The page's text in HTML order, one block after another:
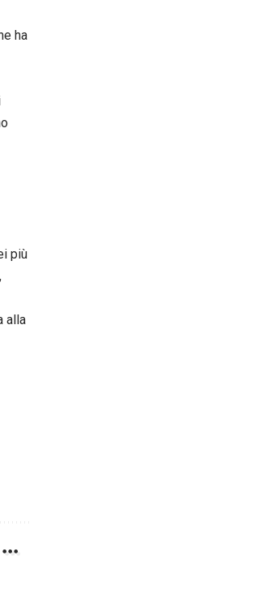
ha
più
alla